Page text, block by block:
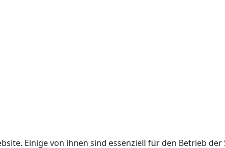
Einige von ihnen sind essenziell für den Betrieb